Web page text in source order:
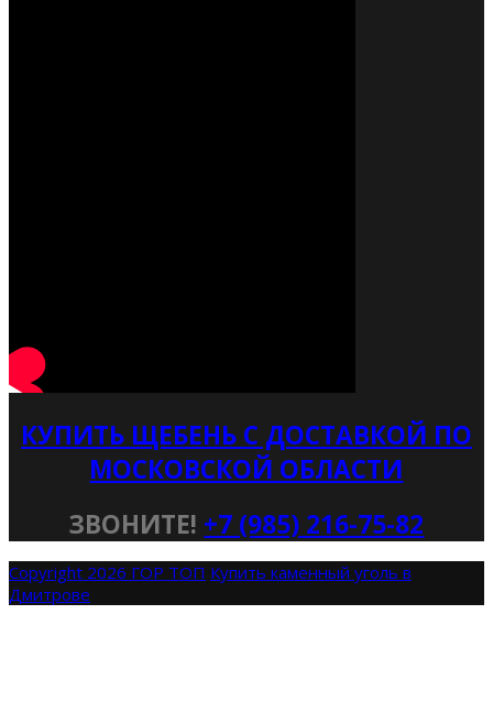
КУПИТЬ ЩЕБЕНЬ С ДОСТАВКОЙ ПО
МОСКОВСКОЙ ОБЛАСТИ
ЗВОНИТЕ! +7 (985) 216-75-82
Copyright 2026 ГОР ТОП Купить каменный уголь в
Дмитрове